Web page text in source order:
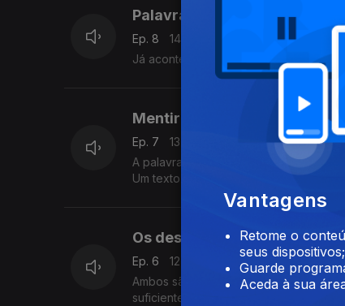
Palavras não cozinham arroz
Ep. 8
14 mai. 2025
Já aconteceu de tudo, na linha de
Mentira de Campanha
Ep. 7
13 mai. 2025
A palavra “mentira” ficava na
Um texto de Fernando Alves.
Os desportistas
Ep. 6
12 mai. 2025
Ambos são entusiastas do vólei de
suficiente. Um texto de Fernando Alves.
Vantagens
Retome o
seus dispositivos;
Guarde
Aceda à sua